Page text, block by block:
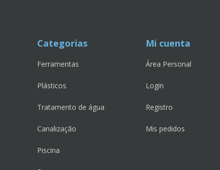
Categorias
Ferramentas
Plásticos
Tratamento de água
Canalização
Piscina
Mi cuenta
Área Personal
Login
Registro
Mis pedidos